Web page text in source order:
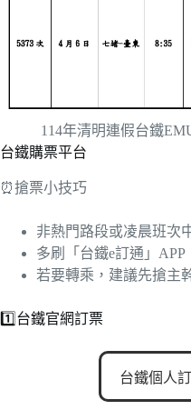
114年清明連假台鐵
台鐵購票平台
⏰搶票小技巧
非熱門路段或凌晨班次
多刷「台鐵e訂通」APP
若要轉乘，建議先搶主
1️⃣台鐵官網訂票
台鐵個人